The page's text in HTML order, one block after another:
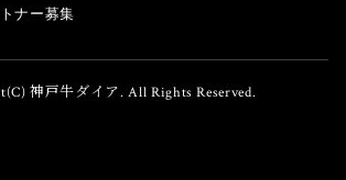
ナー募集
神戸牛ダイア. All Rights Reserved.